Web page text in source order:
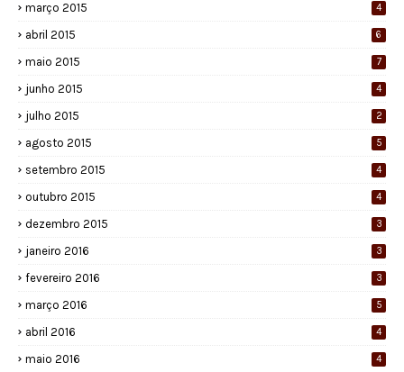
março 2015 4
abril 2015 6
maio 2015 7
junho 2015 4
julho 2015 2
agosto 2015 5
setembro 2015 4
outubro 2015 4
dezembro 2015 3
janeiro 2016 3
fevereiro 2016 3
março 2016 5
abril 2016 4
maio 2016 4